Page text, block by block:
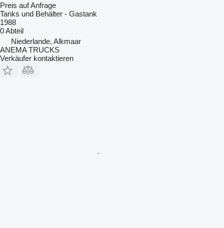
Preis auf Anfrage
Tanks und Behälter - Gastank
1988
0 Abteil
Niederlande, Alkmaar
ANEMA TRUCKS
Verkäufer kontaktieren